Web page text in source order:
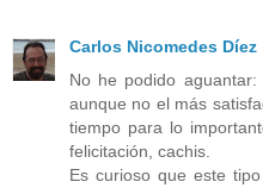
Carlos Nicomedes Díez
No he podido
aunque no el más
tiempo para lo
felicitación, cachis.
Es curioso que este